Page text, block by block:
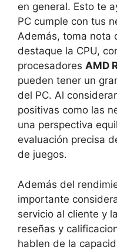
en general. Esto te
PC cumple con tus
Además, toma nota
destaque la CPU,
procesadores AMD
pueden tener un
del PC. Al
positivas como las
una perspectiva
evaluación precisa
de juegos.
Además del
importante
servicio al cliente y
reseñas y
hablen de la